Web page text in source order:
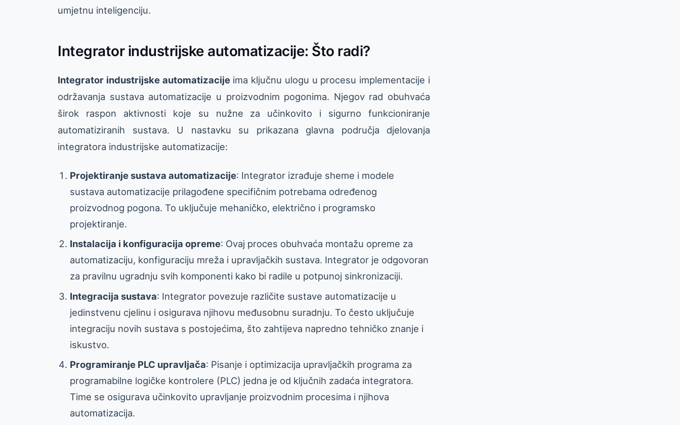
umjetnu inteligenciju.
Integrator industrijske automatizacije: Što radi?
Integrator industrijske automatizacijeima ključnu ulogu u procesu implementacije i
održavanja sustava automatizacije u proizvodnim pogonima. Njegov rad obuhvaća
širok raspon aktivnosti koje su nužne za učinkovito i sigurno funkcioniranje
automatiziranih sustava. U nastavku su prikazana glavna područja djelovanja
integratora industrijske automatizacije:
Projektiranje sustava automatizacije: Integrator izrađuje sheme i modele
sustava automatizacije prilagođene specifičnim potrebama određenog
proizvodnog pogona. To uključuje mehaničko, električno i programsko
projektiranje.
Instalacija i konfiguracija opreme: Ovaj proces obuhvaća montažu opreme za
automatizaciju, konfiguraciju mreža i upravljačkih sustava. Integrator je odgovoran
za pravilnu ugradnju svih komponenti kako bi radile u potpunoj sinkronizaciji.
Integracija sustava: Integrator povezuje različite sustave automatizacije u
jedinstvenu cjelinu i osigurava njihovu međusobnu suradnju. To često uključuje
integraciju novih sustava s postojećima, što zahtijeva napredno tehničko znanje i
iskustvo.
Programiranje PLC upravljača: Pisanje i optimizacija upravljačkih programa za
programabilne logičke kontrolere (PLC) jedna je od ključnih zadaća integratora.
Time se osigurava učinkovito upravljanje proizvodnim procesima i njihova
automatizacija.